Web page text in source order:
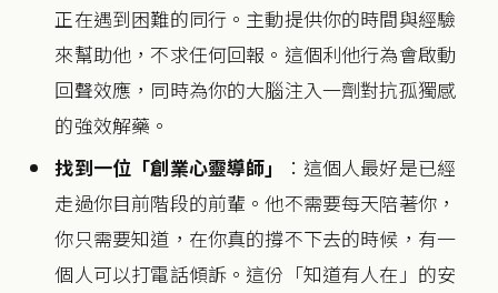
正在遇到困難的同行。主動提供你的時間與經驗
來幫助他，不求任何回報。這個利他行為會啟動
回聲效應，同時為你的大腦注入一劑對抗孤獨感
的強效解藥。
找到一位「創業心靈導師」
：這個人最好是已經
走過你目前階段的前輩。他不需要每天陪著你，
你只需要知道，在你真的撐不下去的時候，有一
個人可以打電話傾訴。這份「知道有人在」的安